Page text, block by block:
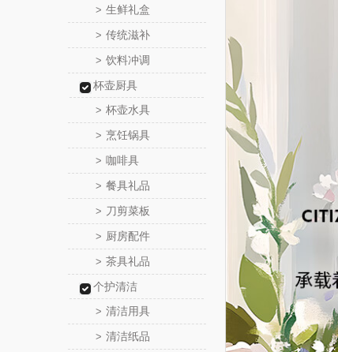
> 生鲜礼盒
> 传统滋补
> 饮料冲调
杯壶厨具
> 杯壶水具
> 烹饪锅具
> 咖啡具
> 餐具礼品
> 刀剪菜板
> 厨房配件
> 茶具礼品
个护清洁
> 清洁用具
> 清洁纸品